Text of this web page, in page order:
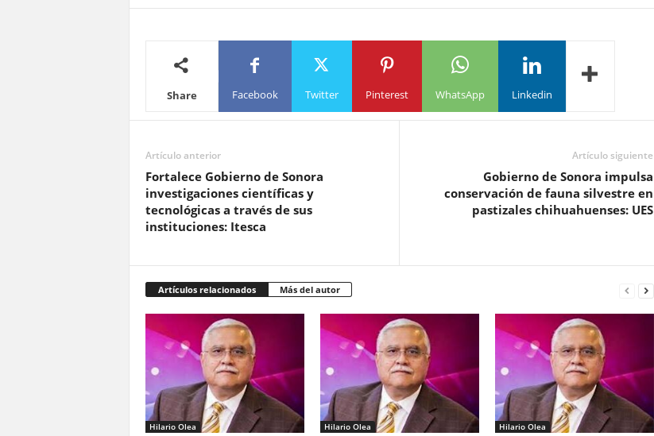
Share Facebook Twitter Pinterest WhatsApp Linkedin
Artículo anterior
Fortalece Gobierno de Sonora
investigaciones científicas y
tecnológicas a través de sus
instituciones: Itesca
Artículo siguiente
Gobierno de Sonora impulsa
conservación de fauna silvestre en
pastizales chihuahuenses: UES
Artículos relacionados Más del autor
Hilario Olea Hilario Olea Hilario Olea